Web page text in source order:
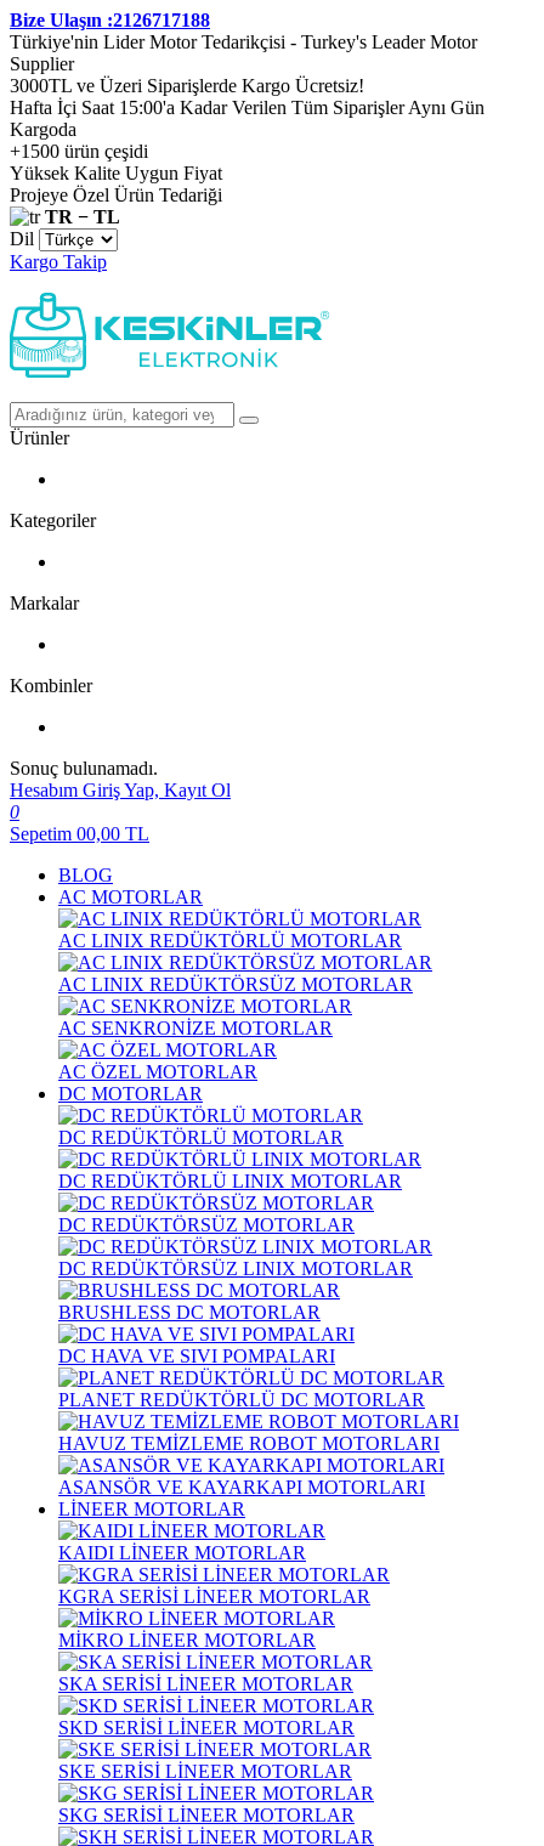
Bize Ulaşın :2126717188
Türkiye'nin Lider Motor Tedarikçisi - Turkey's Leader Motor
Supplier
3000TL ve Üzeri Siparişlerde Kargo Ücretsiz!
Hafta İçi Saat 15:00'a Kadar Verilen Tüm Siparişler Aynı Gün
Kargoda
+1500 ürün çeşidi
Yüksek Kalite Uygun Fiyat
Projeye Özel Ürün Tedariği
TR − TL
Dil
Kargo Takip
Ürünler
Kategoriler
Markalar
Kombinler
Sonuç bulunamadı.
Hesabım Giriş Yap, Kayıt Ol
0
Sepetim 00,00 TL
BLOG
AC MOTORLAR
AC LINIX REDÜKTÖRLÜ MOTORLAR
AC LINIX REDÜKTÖRSÜZ MOTORLAR
AC SENKRONİZE MOTORLAR
AC ÖZEL MOTORLAR
DC MOTORLAR
DC REDÜKTÖRLÜ MOTORLAR
DC REDÜKTÖRLÜ LINIX MOTORLAR
DC REDÜKTÖRSÜZ MOTORLAR
DC REDÜKTÖRSÜZ LINIX MOTORLAR
BRUSHLESS DC MOTORLAR
DC HAVA VE SIVI POMPALARI
PLANET REDÜKTÖRLÜ DC MOTORLAR
HAVUZ TEMİZLEME ROBOT MOTORLARI
ASANSÖR VE KAYARKAPI MOTORLARI
LİNEER MOTORLAR
KAIDI LİNEER MOTORLAR
KGRA SERİSİ LİNEER MOTORLAR
MİKRO LİNEER MOTORLAR
SKA SERİSİ LİNEER MOTORLAR
SKD SERİSİ LİNEER MOTORLAR
SKE SERİSİ LİNEER MOTORLAR
SKG SERİSİ LİNEER MOTORLAR